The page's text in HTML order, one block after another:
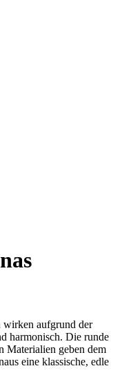
aufgrund der
harmonisch. Die runde
Materialien geben dem
eine klassische, edle